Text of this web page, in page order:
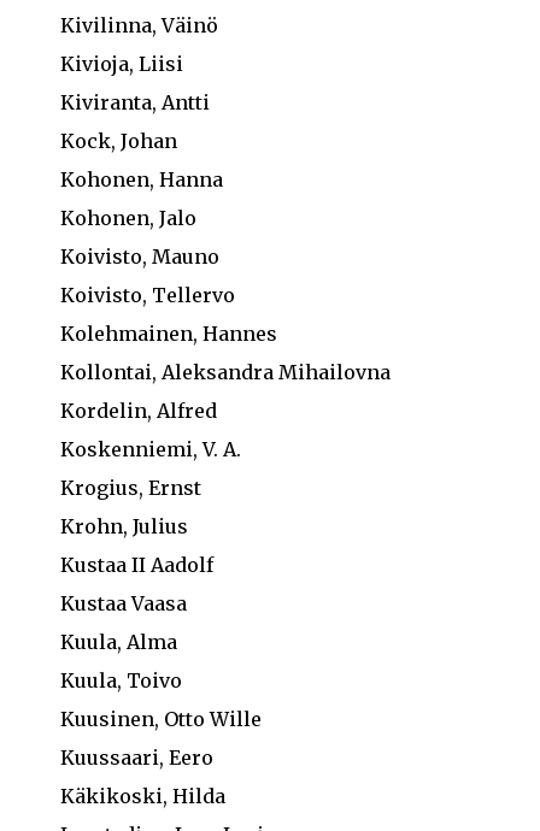
Kivilinna, Väinö
Kivioja, Liisi
Kiviranta, Antti
Kock, Johan
Kohonen, Hanna
Kohonen, Jalo
Koivisto, Mauno
Koivisto, Tellervo
Kolehmainen, Hannes
Kollontai, Aleksandra Mihailovna
Kordelin, Alfred
Koskenniemi, V. A.
Krogius, Ernst
Krohn, Julius
Kustaa II Aadolf
Kustaa Vaasa
Kuula, Alma
Kuula, Toivo
Kuusinen, Otto Wille
Kuussaari, Eero
Käkikoski, Hilda